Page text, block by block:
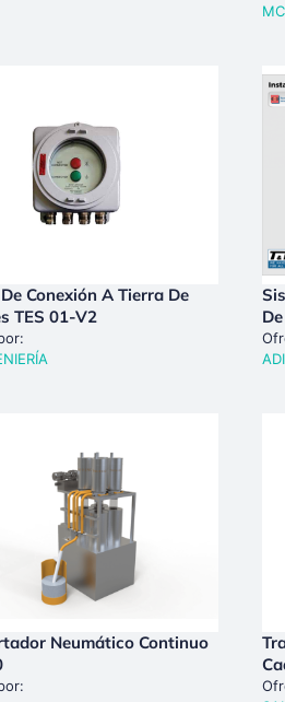
Conexión A Tierra De
TES 01-V2
Neumático Continuo